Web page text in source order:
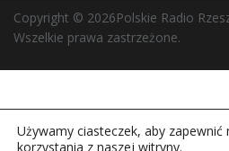
Używamy ciasteczek, aby zapewnić
korzystania z naszej witryny.